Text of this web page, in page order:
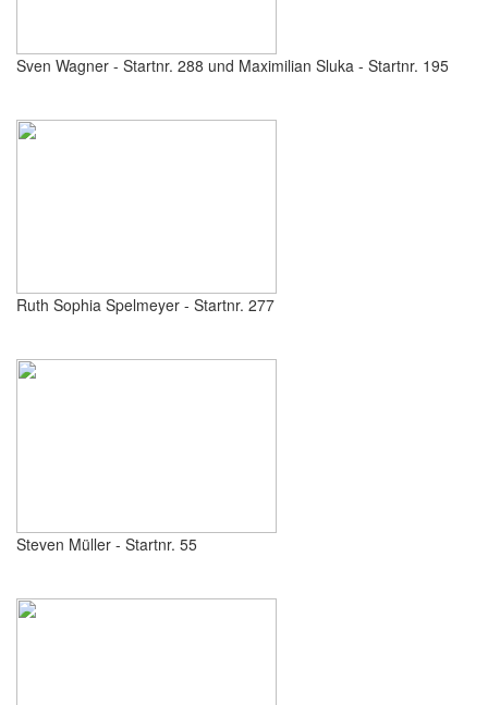
Sven Wagner - Startnr. 288 und Maximilian Sluka - Startnr. 195
Ruth Sophia Spelmeyer - Startnr. 277
Steven Müller - Startnr. 55